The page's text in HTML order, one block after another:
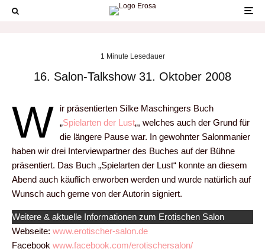
1 Minute Lesedauer
16. Salon-Talkshow 31. Oktober 2008
W
ir präsentierten Silke Maschingers Buch
„Spielarten der Lust„, welches auch der Grund für
die längere Pause war. In gewohnter Salonmanier
haben wir drei Interviewpartner des Buches auf der Bühne
präsentiert. Das Buch „Spielarten der Lust“ konnte an diesem
Abend auch käuflich erworben werden und wurde natürlich auf
Wunsch auch gerne von der Autorin signiert.
Weitere & aktuelle Informationen zum Erotischen Salon
Webseite: www.erotischer-salon.de
Facebook www.facebook.com/erotischersalon/